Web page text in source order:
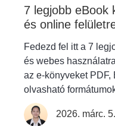
7 legjobb eBook
és online
Fedezd fel itt a 7
és webes
az e-könyveket PDF,
olvasható
2026. márc.